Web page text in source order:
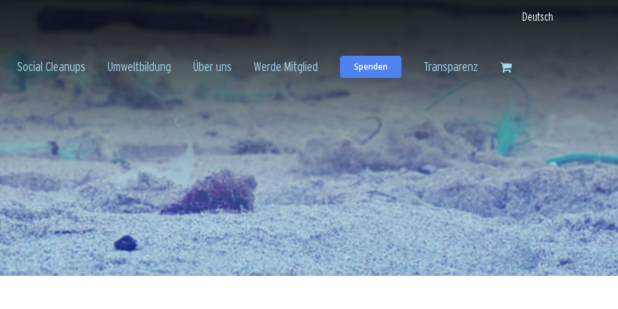
Deutsch
Social Cleanups Umweltbildung Über uns Werde Mitglied Spenden Transparenz